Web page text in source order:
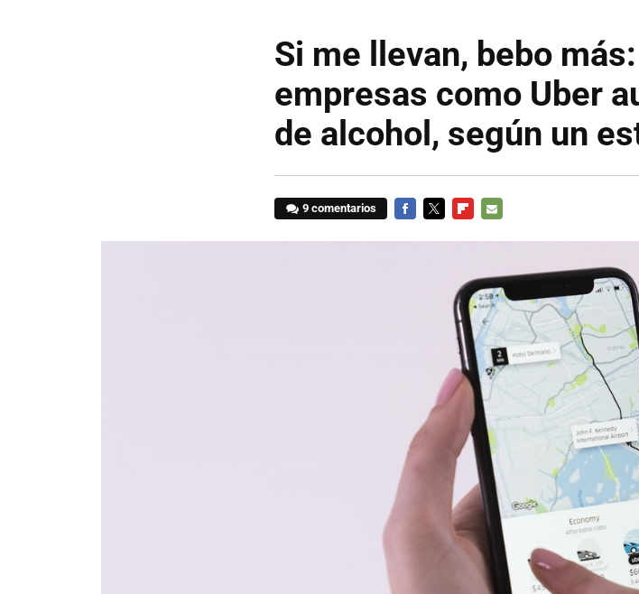
Si me llevan, bebo
empresas como Uber
de alcohol, según un
9 comentarios